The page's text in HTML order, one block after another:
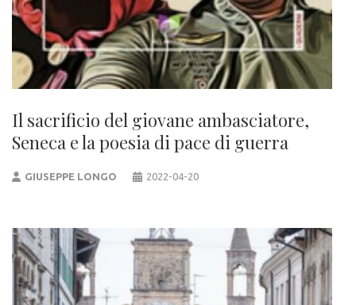
Il sacrificio del giovane ambasciatore,
Seneca e la poesia di pace di guerra
GIUSEPPE LONGO 2022-04-20